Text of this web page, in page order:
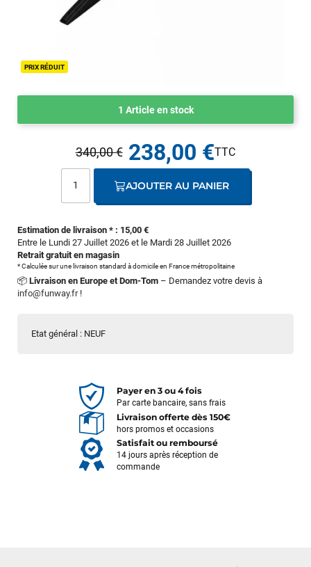
PRIX RÉDUIT
Etat général : NEUF
1 Article en stock
Estimation de livraison * : 15,00 €
Entre le Lundi 27 Juillet 2026 et le Mardi 28 Juillet 2026
Retrait gratuit en magasin
* Calculée sur une livraison standard à domicile en France métropolitaine
📦 Livraison en Europe et Dom-Tom – Demandez votre devis à
info@funway.fr!
340,00 € 238,00 €
AJOUTER AU PANIER
Payer en 3 ou 4 fois
Par carte bancaire, sans frais
Livraison offerte dès 150€
hors promos et occasions
Satisfait ou remboursé
14 jours après réception de
commande